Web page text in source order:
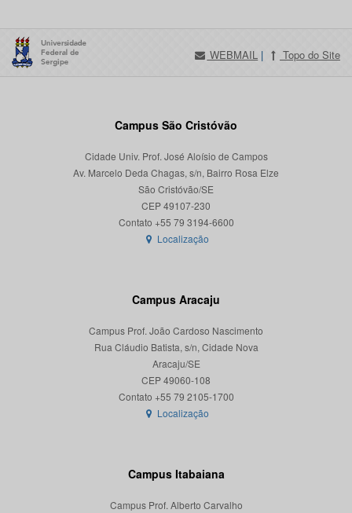
WEBMAIL | Topo do Site
Campus São Cristóvão
Cidade Univ. Prof. José Aloísio de Campos
Av. Marcelo Deda Chagas, s/n, Bairro Rosa Elze
São Cristóvão/SE
CEP 49107-230
Localização
Campus Aracaju
Campus Prof. João Cardoso Nascimento
Rua Cláudio Batista, s/n, Cidade Nova
Aracaju/SE
CEP 49060-108
Localização
Campus Itabaiana
Campus Prof. Alberto Carvalho